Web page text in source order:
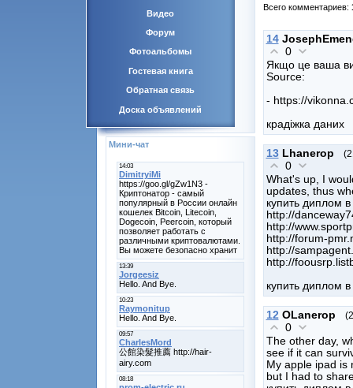
Видео
Форум
Фотоальбомы
Гостевая книга
Обратная связь
Доска объявлений
Мини-чат
Всего комментариев:
14
0
Якщо це ваша
Source:
- https://
крадіжка даних
13 Lhanerop
0
What's up, I
updates, thus
купить диплом в
http://
http://
http://forum-
http://
http://
купить диплом
12 OLanerop
0
The other day,
see if it can
My apple ipad is
but I had to